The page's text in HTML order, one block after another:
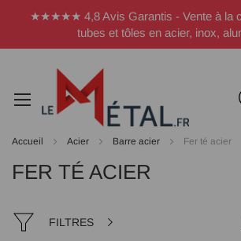
★★★★★ 4,8 Avis Garantis - Vente à la
tubes et tôles en acier, inox,
Accueil Acier Barre acier Fer té acier
FER TÉ ACIER
FILTRES